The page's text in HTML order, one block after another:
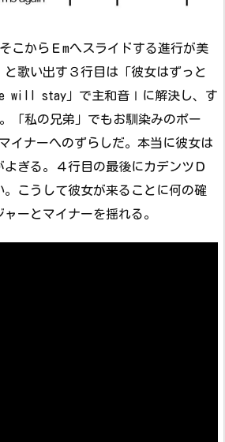
こからＥmへスライドする進行が美
と歌い出す３行目は「彼女はずっと
will stay」で主和音Ⅰに解決し、す
「私の兄弟」でもお馴染みのポー
イナーへのずらしだ。本当に彼女は
ぎる。４行目の最後にカデンツＤ
うして彼女が来ることに何の確
ーとマイナーを揺れる。